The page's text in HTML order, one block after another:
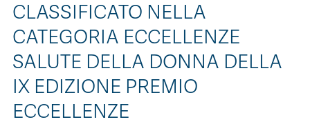
PROGETTI
BOLLINI
CLASSIFICATO NELLA
CATEGORIA ECCELLENZE
SALUTE DELLA DONNA DELLA
IX EDIZIONE PREMIO
ECCELLENZE